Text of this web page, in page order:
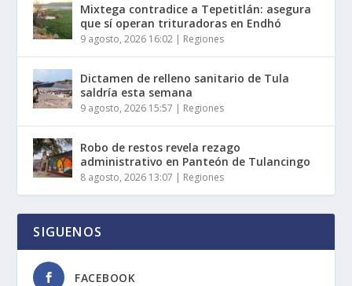
Mixtega contradice a Tepetitlán: asegura
que sí operan trituradoras en Endhó
9 agosto, 2026 16:02 | Regiones
Dictamen de relleno sanitario de Tula
saldría esta semana
9 agosto, 2026 15:57 | Regiones
Robo de restos revela rezago
administrativo en Panteón de Tulancingo
8 agosto, 2026 13:07 | Regiones
SIGUENOS
FACEBOOK